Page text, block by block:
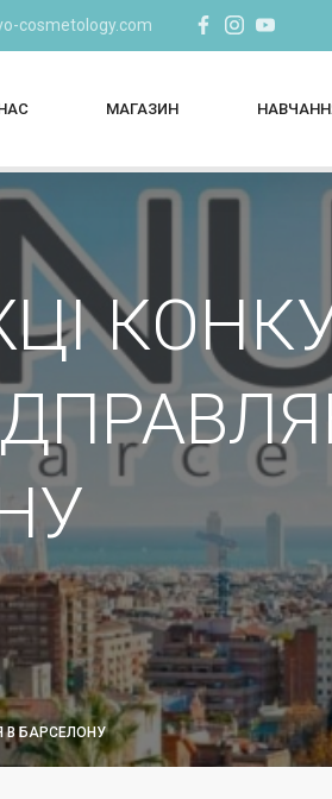
cosmetology.com
МАГАЗИН
В БАРСЕЛОНУ